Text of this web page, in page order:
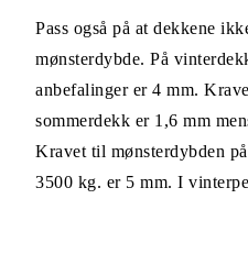
Pass også på at dekkene
mønsterdybde. På
anbefalinger er 4 mm.
sommerdekk er 1,6 mm
Kravet til mønsterdybden
3500 kg. er 5 mm. I